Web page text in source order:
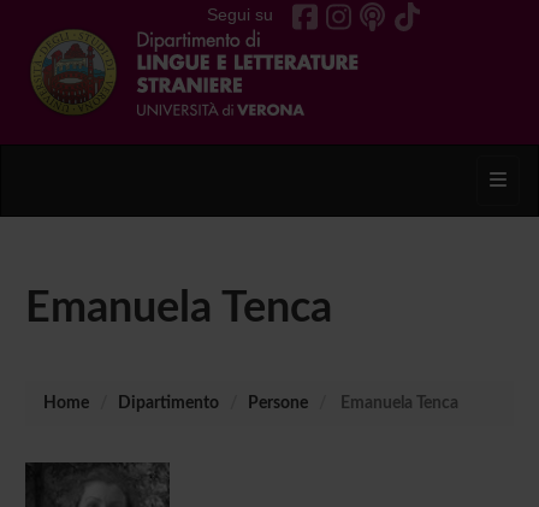
Segui su
Emanuela Tenca
Home Dipartimento Persone Emanuela Tenca